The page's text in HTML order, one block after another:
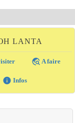
LANTA
travel_explore A faire
info Infos